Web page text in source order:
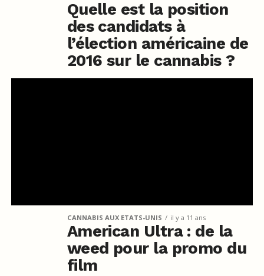
Quelle est la position
des candidats à
l’élection américaine de
2016 sur le cannabis ?
CANNABIS AUX ETATS-UNIS il y a 11 ans
American Ultra : de la
weed pour la promo du
film